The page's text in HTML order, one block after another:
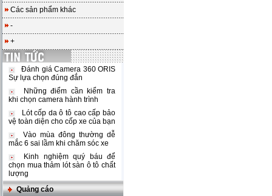
Các sản phẩm khác
-
+
Đánh giá Camera 360 ORIS
Sự lựa chọn đúng đắn
Những điểm cần kiểm tra
khi chọn camera hành trình
Lót cốp da ô tô cao cấp bảo
vệ toàn diện cho cốp xe của bạn
Vào mùa đông thường dễ
mắc 6 sai lầm khi chăm sóc xe
Kinh nghiệm quý báu để
chọn mua thảm lót sàn ô tô chất
lượng
Quảng cáo